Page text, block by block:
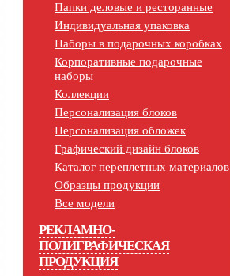
Папки деловые и ресторанные
Индивидуальная упаковка
Наборы в подарочных коробках
Корпоративные подарочные
наборы
Коллекции
Персонализация блоков
Персонализация обложек
Графический дизайн блоков
Каталог переплетных материалов
Образцы продукции
Все модели
РЕКЛАМНО-
ПОЛИГРАФИЧЕСКАЯ
ПРОДУКЦИЯ